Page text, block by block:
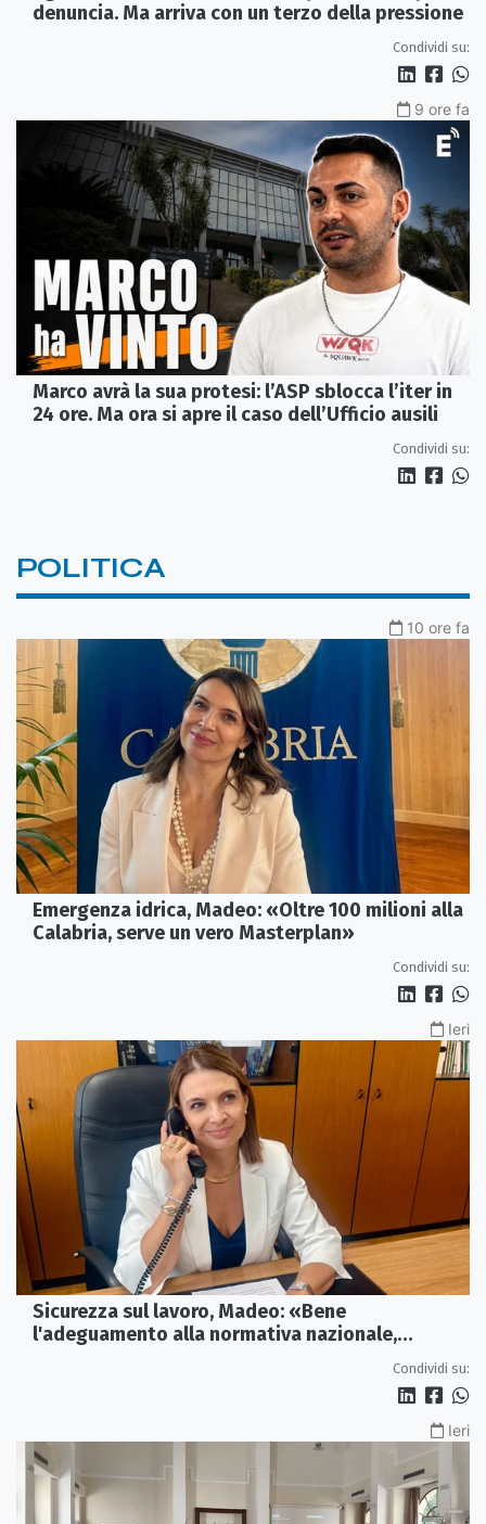
denuncia. Ma arriva con un terzo della pressione
Condividi su:
9 ore fa
Marco avrà la sua protesi: l’ASP sblocca l’iter in
24 ore. Ma ora si apre il caso dell’Ufficio ausili
Condividi su:
POLITICA
10 ore fa
Emergenza idrica, Madeo: «Oltre 100 milioni alla
Calabria, serve un vero Masterplan»
Condividi su:
Ieri
Sicurezza sul lavoro, Madeo: «Bene
l'adeguamento alla normativa nazionale,
Condividi su:
Ieri